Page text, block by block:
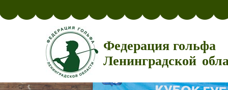
Федерация гольфа
Ленинградской